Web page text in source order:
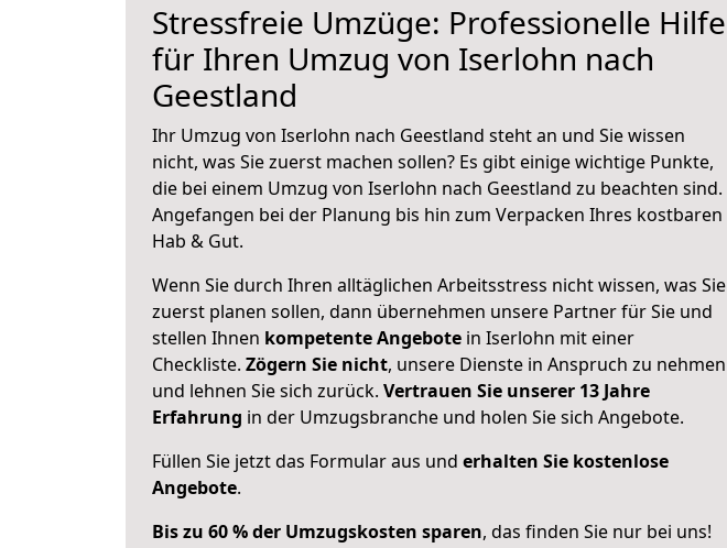
Stressfreie Umzüge: Professionelle Hilfe
für Ihren Umzug von Iserlohn nach
Geestland
Ihr Umzug von Iserlohn nach Geestland steht an und Sie wissen
nicht, was Sie zuerst machen sollen? Es gibt einige wichtige Punkte,
die bei einem Umzug von Iserlohn nach Geestland zu beachten sind.
Angefangen bei der Planung bis hin zum Verpacken Ihres kostbaren
Hab & Gut.
Wenn Sie durch Ihren alltäglichen Arbeitsstress nicht wissen, was Sie
zuerst planen sollen, dann übernehmen unsere Partner für Sie und
stellen Ihnen kompetente Angebote in Iserlohn mit einer
Checkliste. Zögern Sie nicht, unsere Dienste in Anspruch zu nehmen
und lehnen Sie sich zurück. Vertrauen Sie unserer 13 Jahre
Erfahrung in der Umzugsbranche und holen Sie sich Angebote.
Füllen Sie jetzt das Formular aus und erhalten Sie kostenlose
Angebote.
Bis zu 60 % der Umzugskosten sparen, das finden Sie nur bei uns!